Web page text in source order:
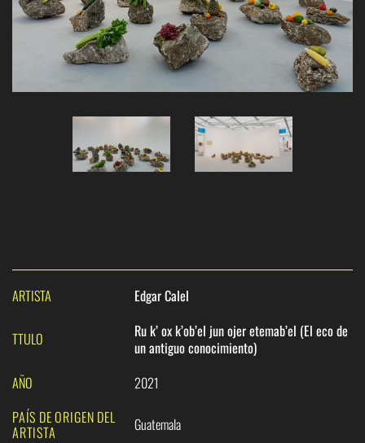
ARTISTA Edgar Calel
TTULO
Ru k’ ox k’ob’el jun ojer etemab’el (El eco de
un antiguo conocimiento)
AÑO
2021
PAÍS DE ORIGEN DEL
ARTISTA Guatemala